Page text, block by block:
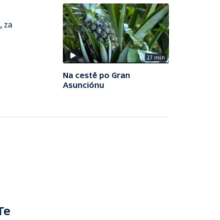
za
27 min
Na cestě po Gran
Asunciónu